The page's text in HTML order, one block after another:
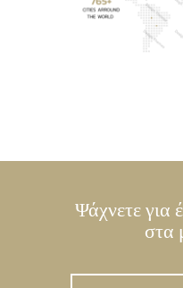
Ψάχνετε για
στα